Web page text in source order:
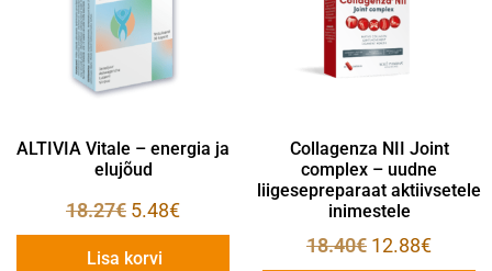
ALTIVIA Vitale – energia ja
elujõud
18.27€ 5.48€
Lisa korvi
Collagenza NII Joint
complex – uudne
liigesepreparaat aktiivsetele
inimestele
18.40€ 12.88€